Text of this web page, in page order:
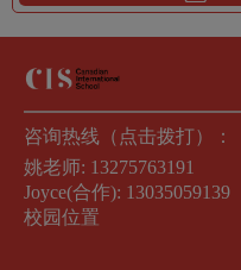
咨询热线（点击拨打）：
姚老师: 13275763191
Joyce(合作): 13035059139
校园位置